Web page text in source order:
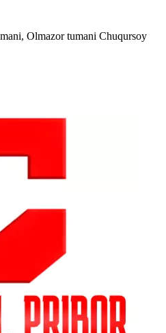
Olmazor tumani Chuqursoy